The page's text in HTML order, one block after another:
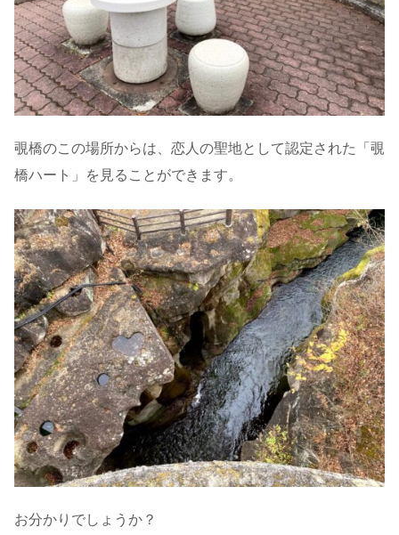
覗橋のこの場所からは、恋人の聖地として認定された「覗
橋ハート」を見ることができます。
お分かりでしょうか？